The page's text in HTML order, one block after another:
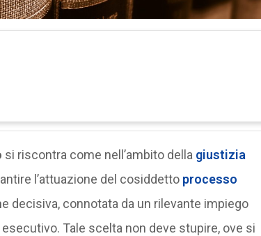
si riscontra come nell’ambito della giustizia
l’attuazione del cosiddetto processo
decisiva, connotata da un rilevante impiego
Tale scelta non deve stupire, ove si